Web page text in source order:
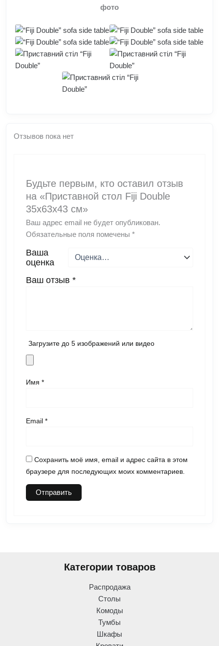
фото
Отзывов пока нет
Будьте первым, кто оставил отзыв
на «Приставной стол Fiji Double
35x63x43 см»
Ваш адрес email не будет опубликован.
Обязательные поля помечены *
Ваша
оценка
Ваш отзыв *
Загрузите до 5 изображений или видео
Имя *
Email *
Сохранить моё имя, email и адрес сайта в этом
браузере для последующих моих комментариев.
Категории товаров
Распродажа
Столы
Комоды
Тумбы
Шкафы